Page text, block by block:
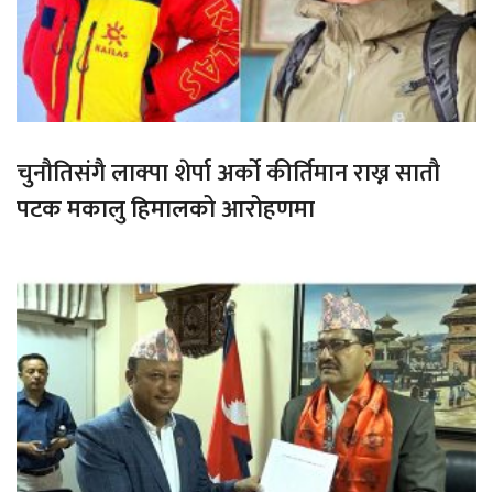
चुनौतिसंगै लाक्पा शेर्पा अर्को कीर्तिमान राख्न सातौ
पटक मकालु हिमालको आरोहणमा